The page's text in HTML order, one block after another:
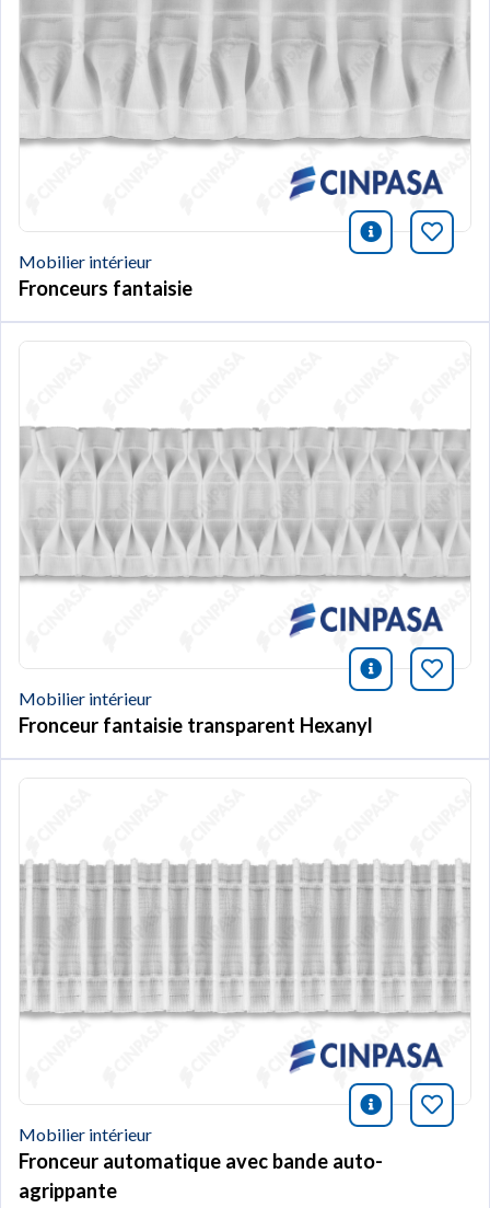
icono
Mobilier intérieur
Fronceurs fantaisie
icono
Mobilier intérieur
Fronceur fantaisie transparent Hexanyl
icono
Mobilier intérieur
Fronceur automatique avec bande auto-
agrippante